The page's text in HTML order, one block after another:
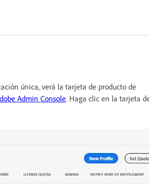
única, verá la tarjeta de producto de
Admin Console. Haga clic en la tarjeta